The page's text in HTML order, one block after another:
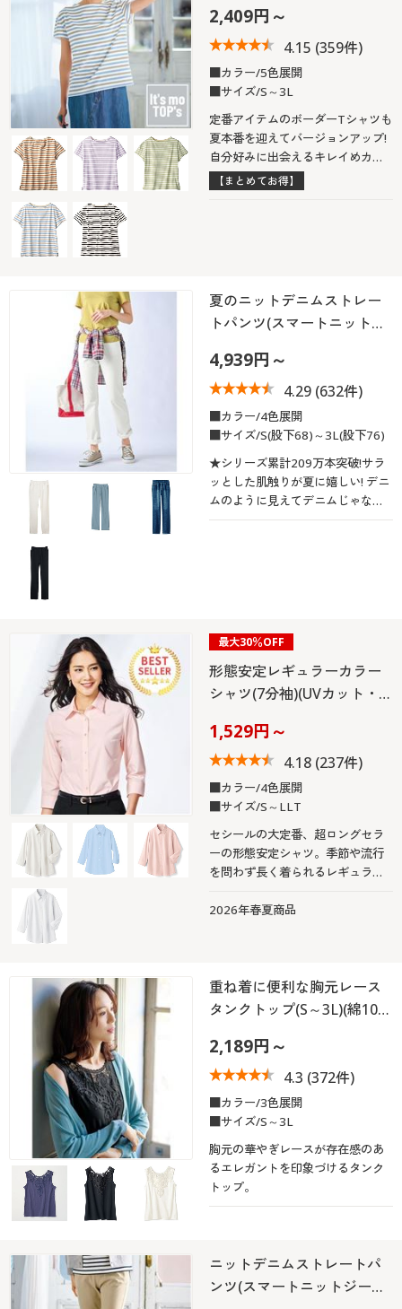
2,409円～
4.15 (359件)
■カラー/5色展開
■サイズ/S～3L
定番アイテムのボーダーTシャツも
夏本番を迎えてバージョンアップ!
自分好みに出会えるキレイめカラ
フルボーダーが豊富です。体の線
が出にくい大人向けシルエット。
【まとめてお得】
夏のニットデニムストレー
トパンツ(スマートニット…
4,939円～
4.29(632件)
■カラー/4色展開
■サイズ/S(股下68)～3L(股下76)
★シリーズ累計209万本突破!サラ
ッとした肌触りが夏に嬉しい! デニ
ムのように見えてデニムじゃな
い、大人気のスマートニットジー
最大30％OFF
形態安定レギュラーカラー
シャツ(7分袖)(UVカット・…
1,529円～
4.18(237件)
■カラー/4色展開
■サイズ/S～LLT
セシールの大定番、超ロングセラ
ーの形態安定シャツ。季節や流行
を問わず長く着られるレギュラー
2026年春夏商品
重ね着に便利な胸元レース
タンクトップ(S～3L)(綿10…
2,189円～
4.3 (372件)
■カラー/3色展開
■サイズ/S～3L
胸元の華やぎレースが存在感のあ
るエレガントを印象づけるタンク
トップ。
ニットデニムストレートパ
ンツ(スマートニットジー…